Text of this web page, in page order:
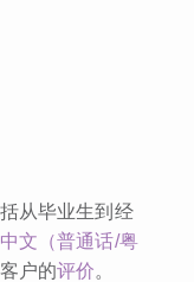
从毕业生到经
中文（普通话/粤
户的评价。